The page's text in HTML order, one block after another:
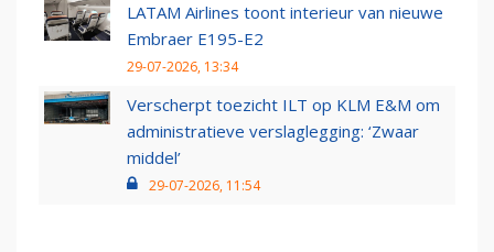
LATAM Airlines toont interieur van nieuwe
Embraer E195-E2
29-07-2026, 13:34
Verscherpt toezicht ILT op KLM E&M om
administratieve verslaglegging: ‘Zwaar
middel’
29-07-2026, 11:54